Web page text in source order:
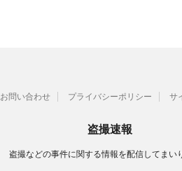
お問い合わせ プライバシーポリシー サ
盗撮速報
盗撮などの事件に関する情報を配信してまい